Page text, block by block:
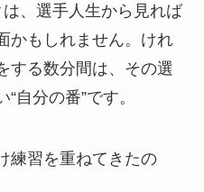
、選手人生から見れば
かもしれません。けれ
する数分間は、その選
自分の番”です。
練習を重ねてきたの